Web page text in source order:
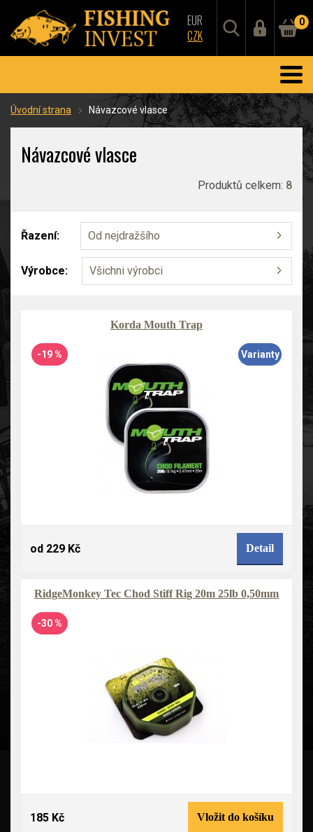
EUR
CZK
0
Úvodní strana Návazcové vlasce
Návazcové vlasce
Produktů celkem: 8
Řazení: Od nejdražšího
Výrobce: Všichni výrobci
Korda Mouth Trap
-19 % Varianty
od 229 Kč Detail
RidgeMonkey Tec Chod Stiff Rig 20m 25lb 0,50mm
-30 %
185 Kč Vložit do košíku